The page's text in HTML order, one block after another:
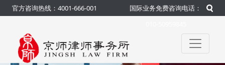
官方咨询热线：4001-666-001
国际业务免费咨询电话：